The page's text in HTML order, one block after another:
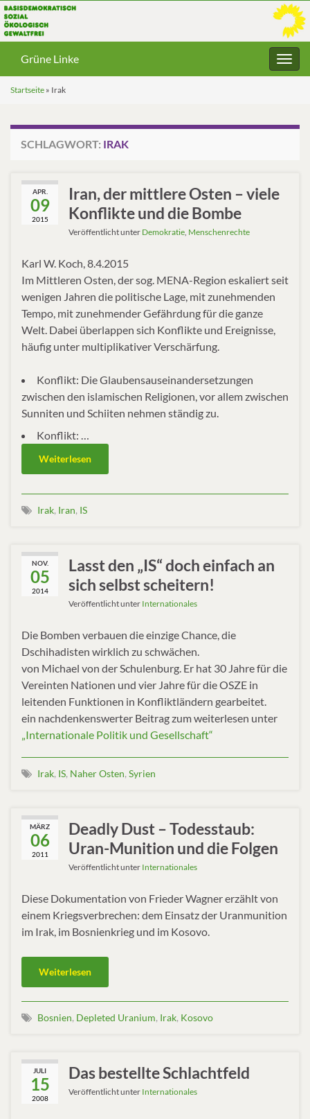
Grüne Linke
Startseite » Irak
SCHLAGWORT: IRAK
APR.
09
2015
Iran, der mittlere Osten – viele
Konflikte und die Bombe
Veröffentlicht unter Demokratie Menschenrechte
Karl W. Koch, 8.4.2015
Im Mittleren Osten, der sog. MENA-Region eskaliert seit
wenigen Jahren die politische Lage, mit zunehmenden
Tempo, mit zunehmender Gefährdung für die ganze
Welt. Dabei überlappen sich Konflikte und Ereignisse,
häufig unter multiplikativer Verschärfung.
Konflikt: Die Glaubensauseinandersetzungen
zwischen den islamischen Religionen, vor allem zwischen
Sunniten und Schiiten nehmen ständig zu.
Konflikt: …
Weiterlesen
Irak, Iran, IS
NOV.
05
2014
Lasst den „IS“ doch einfach an
sich selbst scheitern!
Veröffentlicht unter Internationales
Die Bomben verbauen die einzige Chance, die
Dschihadisten wirklich zu schwächen.
von Michael von der Schulenburg. Er hat 30 Jahre für die
Vereinten Nationen und vier Jahre für die OSZE in
leitenden Funktionen in Konfliktländern gearbeitet.
ein nachdenkenswerter Beitrag zum weiterlesen unter
„Internationale Politik und Gesellschaft“
Irak, IS, Naher Osten, Syrien
MÄRZ
06
2011
Deadly Dust – Todesstaub:
Uran-Munition und die Folgen
Veröffentlicht unter Internationales
Diese Dokumentation von Frieder Wagner erzählt von
einem Kriegsverbrechen: dem Einsatz der Uranmunition
im Irak, im Bosnienkrieg und im Kosovo.
Weiterlesen
Bosnien, Depleted Uranium, Irak, Kosovo
JULI
15
2008
Das bestellte Schlachtfeld
Veröffentlicht unter Internationales